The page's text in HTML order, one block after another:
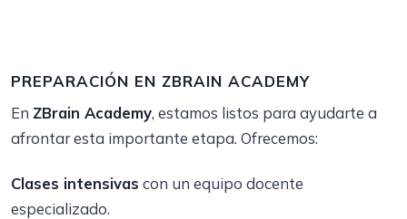
PREPARACIÓN EN ZBRAIN ACADEMY
En ZBrain Academy, estamos listos para ayudarte a
afrontar esta importante etapa. Ofrecemos:
Clases intensivas con un equipo docente
especializado.